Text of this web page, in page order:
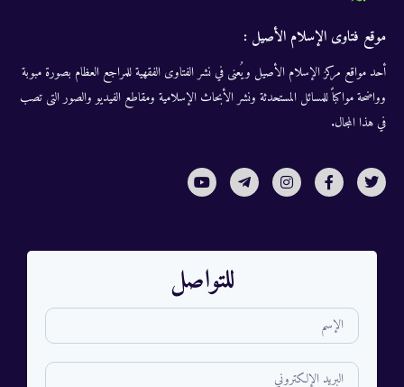
موقع فتاوى الإسلام الأصيل :
أحد مواقع مركز الإسلام الأصيل ويُعنى في نشر الفتاوى الفقهية للمراجع العظام بصورة مبوبة
وواضحة مواكباً للمسائل المستحدثة ونشر الأبحاث الإسلامية ومقاطع الفيديو والصور التى تصب
في هذا المجال.
للتواصل